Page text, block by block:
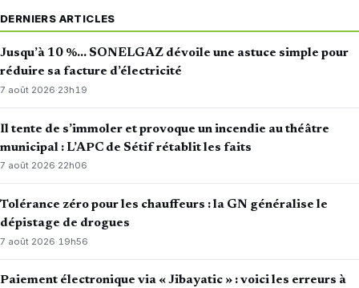
DERNIERS ARTICLES
Jusqu’à 10 %… SONELGAZ dévoile une astuce simple pour
réduire sa facture d’électricité
7 août 2026·23h19
Il tente de s’immoler et provoque un incendie au théâtre
municipal : L’APC de Sétif rétablit les faits
7 août 2026·22h06
Tolérance zéro pour les chauffeurs : la GN généralise le
dépistage de drogues
7 août 2026·19h56
Paiement électronique via « Jibayatic » : voici les erreurs à